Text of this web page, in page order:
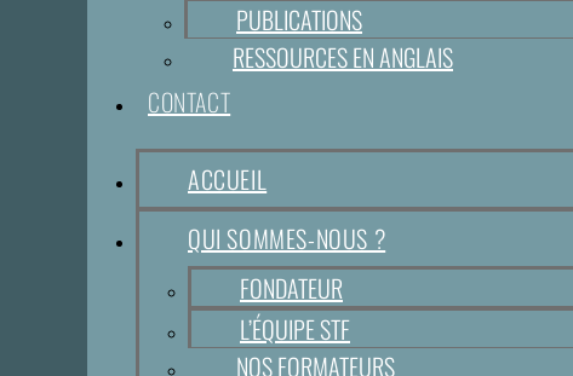
PUBLICATIONS
RESSOURCES EN ANGLAIS
CONTACT
ACCUEIL
QUI SOMMES-NOUS ?
FONDATEUR
L’ÉQUIPE STF
NOS FORMATEURS